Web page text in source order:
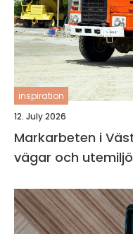
inspiration
12. July 2026
Markarbeten i
vägar och